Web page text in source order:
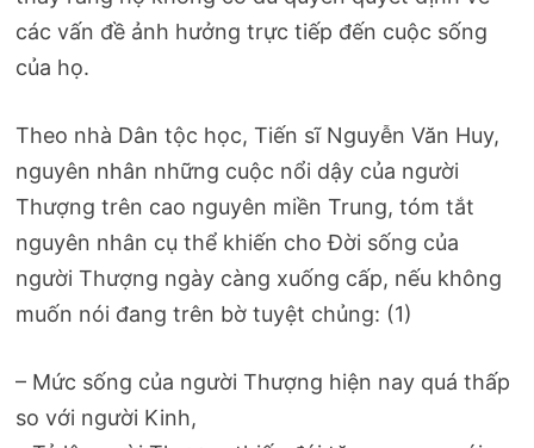
các vấn đề ảnh hưởng trực tiếp đến cuộc sống
của họ.
Theo nhà Dân tộc học, Tiến sĩ Nguyễn Văn Huy,
nguyên nhân những cuộc nổi dậy của người
Thượng trên cao nguyên miền Trung, tóm tắt
nguyên nhân cụ thể khiến cho Đời sống của
người Thượng ngày càng xuống cấp, nếu không
muốn nói đang trên bờ tuyệt chủng: (1)
– Mức sống của người Thượng hiện nay quá thấp
so với người Kinh,